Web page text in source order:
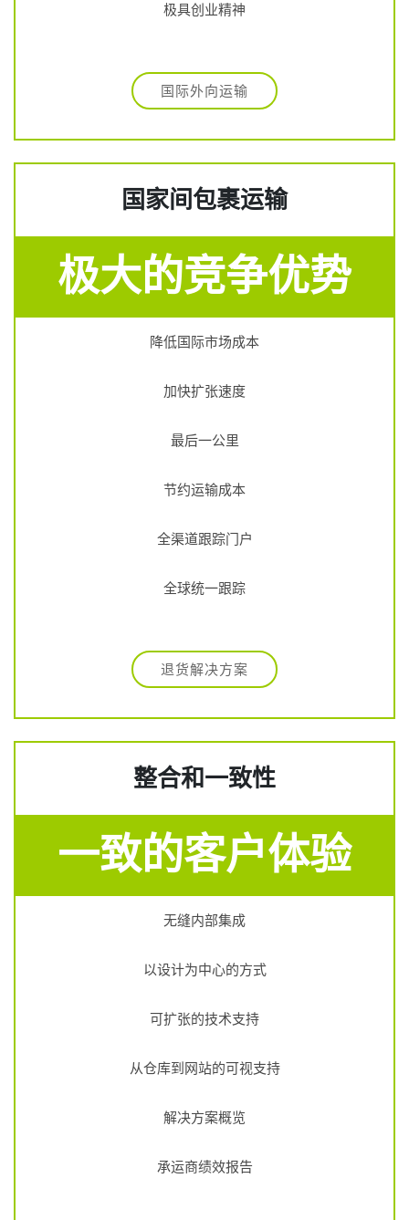
极具创业精神
国际外向运输
国家间包裹运输
极大的竞争优势
降低国际市场成本
加快扩张速度
最后一公里
节约运输成本
全渠道跟踪门户
全球统一跟踪
退货解决方案
整合和一致性
一致的客户体验
无缝内部集成
以设计为中心的方式
可扩张的技术支持
从仓库到网站的可视支持
解决方案概览
承运商绩效报告